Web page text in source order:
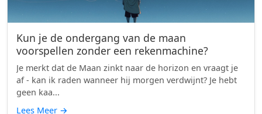
Kun je de ondergang van de maan
voorspellen zonder een rekenmachine?
Je merkt dat de Maan zinkt naar de horizon en vraagt je
af - kan ik raden wanneer hij morgen verdwijnt? Je hebt
geen kaa...
Lees Meer →